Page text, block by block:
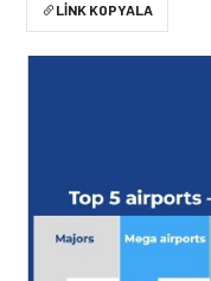
LINK KOPYALA